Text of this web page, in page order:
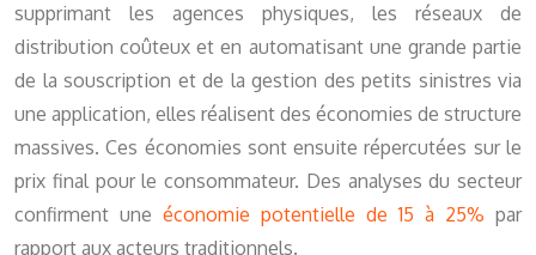
supprimant les agences physiques, les réseaux de
distribution coûteux et en automatisant une grande partie
de la souscription et de la gestion des petits sinistres via
une application, elles réalisent des économies de structure
massives. Ces économies sont ensuite répercutées sur le
prix final pour le consommateur. Des analyses du secteur
confirment une économie potentielle de 15 à 25% par
rapport aux acteurs traditionnels.